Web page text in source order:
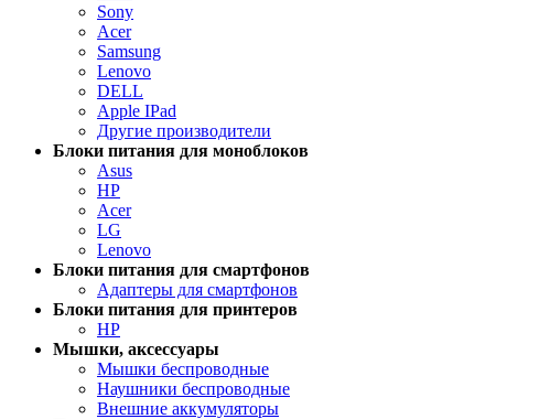
Sony
Acer
Samsung
Lenovo
DELL
Apple IPad
Другие производители
Блоки питания для моноблоков
Asus
HP
Acer
LG
Lenovo
Блоки питания для смартфонов
Адаптеры для смартфонов
Блоки питания для принтеров
HP
Мышки, аксессуары
Мышки беспроводные
Наушники беспроводные
Внешние аккумуляторы